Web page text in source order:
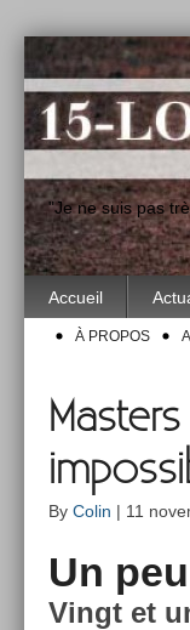
"Je ne suis pas
Accueil
À PROPOS
By Colin | 11
Un
Vingt et